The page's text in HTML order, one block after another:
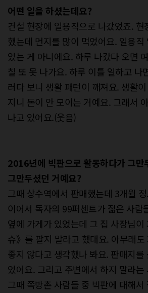
어떤 일을 하셨는데요?
건설 현장에 일용직으로 나갔었죠.
했는데 먼지를 많이 먹었어요. 일용직
있는 게 아니에요. 하루 나갔다 오면
칠 또 못 나가요. 하루 이틀 일하고
러다 보니 생활 패턴이 깨져요. 생활
지니 돈이 안 모이는 거예요. 그래서
나고 있어요.(웃음)
2016년에 빅판으로 활동하다가 그만
그만두셨던 거예요?
그때 상수역에서 판매했는데 3개월
이어서 독자의 99퍼센트가 젊은 사람
옆에 가게가 있었는데 그 집 사장님이
슈》를 팔지 말라고 했대요. 아무래도
좋지 않다고 생각했나 봐요. 판매지를
었어요. 그리고 주변에서 하지 말라는
그때 쪽방촌 사람들 중 빅판에 대해서